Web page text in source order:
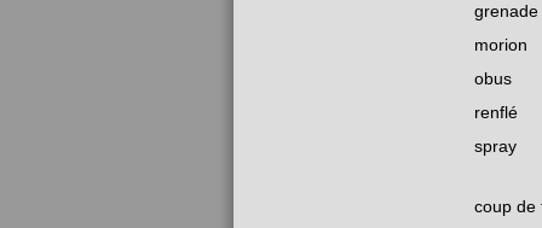
grenade
morion
obus
renflé
spray
coup de